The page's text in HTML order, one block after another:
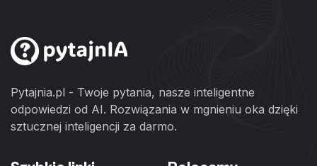
Pytajnia.pl - Twoje pytania, nasze inteligentne
odpowiedzi od AI. Rozwiązania w mgnieniu oka dzięki
sztucznej inteligencji za darmo.